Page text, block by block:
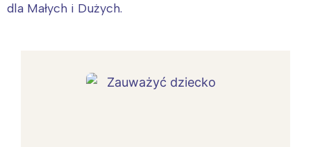
dla Małych i Dużych.